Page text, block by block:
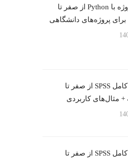
انجام پروژه با Python از صفر تا
پروژه‌های دانشگاهی
آموزش کامل SPSS از صفر تا
+ مثال‌های کاربردی
آموزش کامل SPSS از صفر تا